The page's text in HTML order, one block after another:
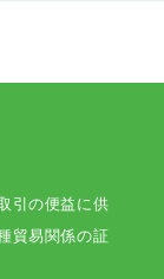
引の便益に供
貿易関係の証